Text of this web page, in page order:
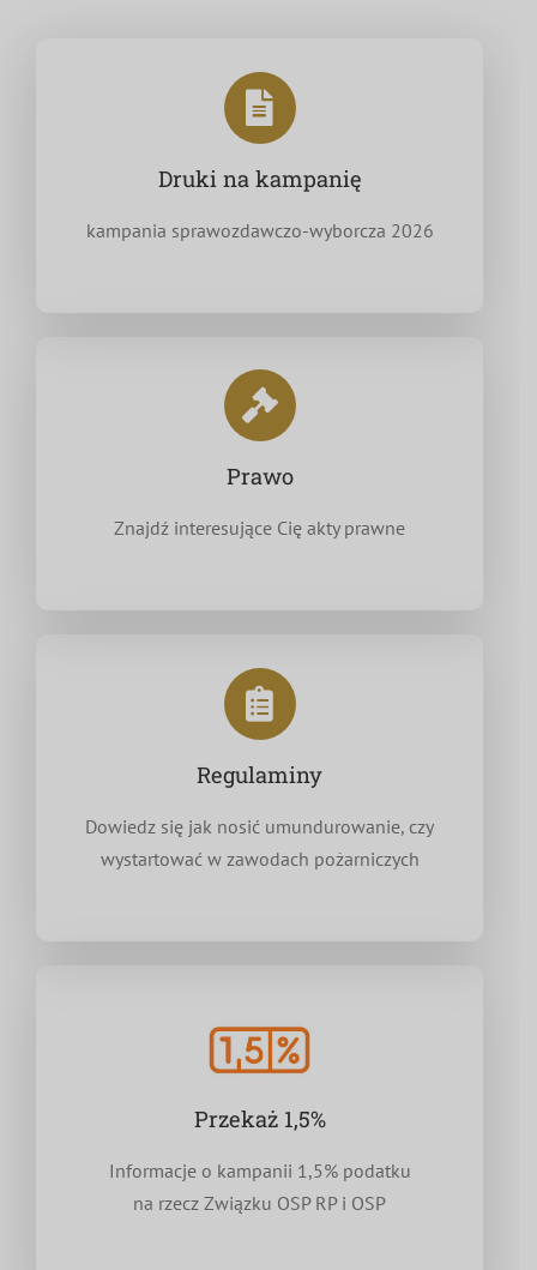
Druki na kampanię
kampania sprawozdawczo-wyborcza 2026
Prawo
Znajdź interesujące Cię akty prawne
Regulaminy
Dowiedz się jak nosić umundurowanie, czy
wystartować w zawodach pożarniczych
Przekaż 1,5%
Informacje o kampanii 1,5% podatku
na rzecz Związku OSP RP i OSP